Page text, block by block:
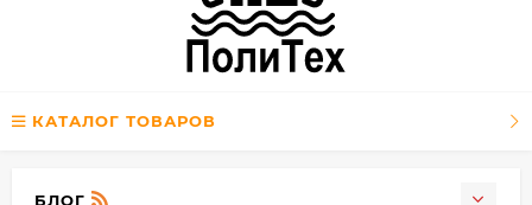
КАТАЛОГ ТОВАРОВ
БЛОГ